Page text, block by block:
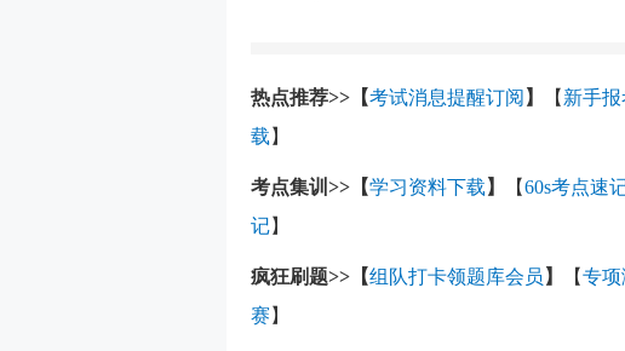
热点推荐>> 【考试消息提醒订阅 】 【 新手
载 】
考点集训>> 【学习资料下载 】 【60s考点速
记】
疯狂刷题>>【组队打卡领题库会员 】 【专
赛 】